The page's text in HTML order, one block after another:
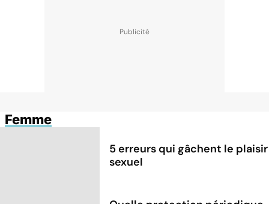
Femme
5 erreurs qui gâchent le plaisir
sexuel